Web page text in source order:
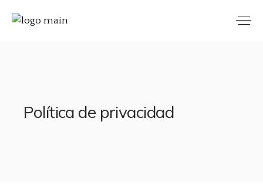
Política de privacidad